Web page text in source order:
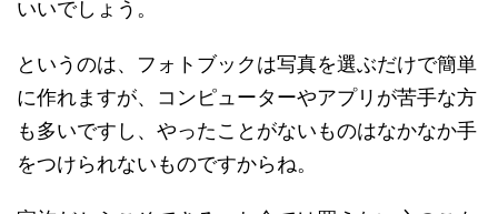
いいでしょう。
というのは、フォトブックは写真を選ぶだけで簡単
に作れますが、コンピューターやアプリが苦手な方
も多いですし、やったことがないものはなかなか手
をつけられないものですからね。